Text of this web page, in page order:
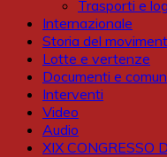
Trasporti e
Internazionale
Storia del
Lotte e vertenze
Documenti e
Interventi
Video
Audio
XIX CONGRESSO